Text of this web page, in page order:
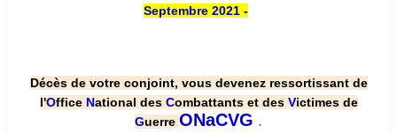
Septembre 2021 -
Décès de votre conjoint, vous devenez ressortissant de
l'Office National des Combattants et des Victimes de
Guerre ONaCVG .